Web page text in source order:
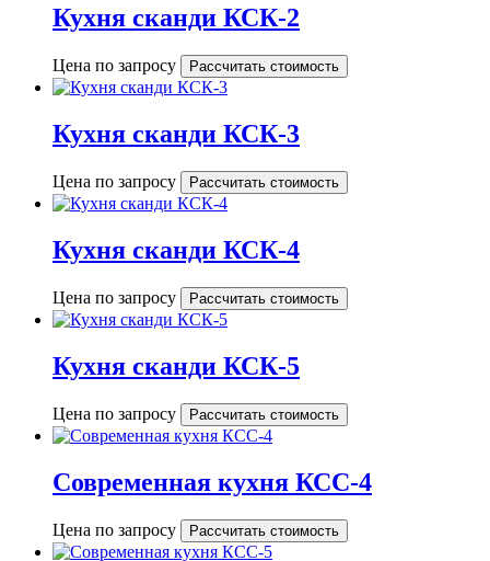
Кухня сканди КСК-2
Цена по запросу Рассчитать стоимость
Кухня сканди КСК-3
Цена по запросу Рассчитать стоимость
Кухня сканди КСК-4
Цена по запросу Рассчитать стоимость
Кухня сканди КСК-5
Цена по запросу Рассчитать стоимость
Современная кухня КСС-4
Цена по запросу Рассчитать стоимость